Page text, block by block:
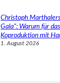
Christoph
Gala“: Warum für
Koproduktion mit
1. August 2026